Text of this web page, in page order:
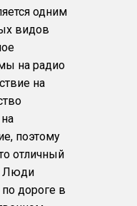
одним
видов
на радио
на
поэтому
отличный
Люди
дороге в